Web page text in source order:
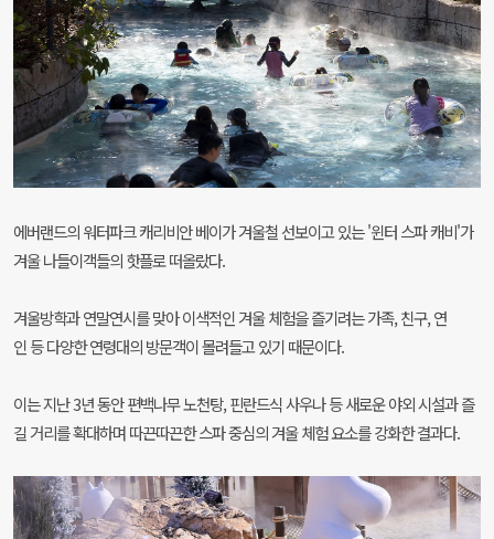
에버랜드의 워터파크 캐리비안 베이가 겨울철 선보이고 있는 '윈터 스파 캐비'가
겨울 나들이객들의 핫플로 떠올랐다.
겨울방학과 연말연시를 맞아 이색적인 겨울 체험을 즐기려는 가족, 친구, 연
인 등 다양한 연령대의 방문객이 몰려들고 있기 때문이다.
이는 지난 3년 동안 편백나무 노천탕, 핀란드식 사우나 등 새로운 야외 시설과 즐
길 거리를 확대하며 따끈따끈한 스파 중심의 겨울 체험 요소를 강화한 결과다.